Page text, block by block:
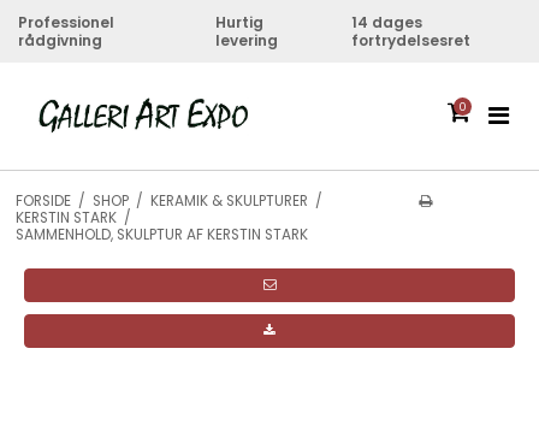
Professionel
rådgivning
Hurtig
levering
14 dages
fortrydelsesret
0
FORSIDE / SHOP / KERAMIK & SKULPTURER /
KERSTIN STARK /
SAMMENHOLD, SKULPTUR AF KERSTIN STARK